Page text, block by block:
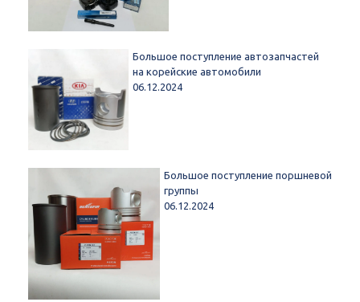
Большое поступление автозапчастей
на корейские автомобили
06.12.2024
Большое поступление поршневой
группы
06.12.2024